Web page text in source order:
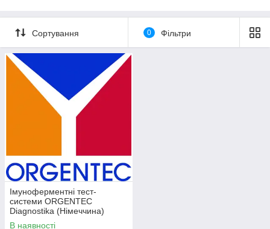
мікроглобуліну, мікроальбумін в сечі, феритин.
Сортування 0 Фільтри
Імуноферментні тест-
системи ORGENTEC
Diagnostika (Німеччина)
В наявності